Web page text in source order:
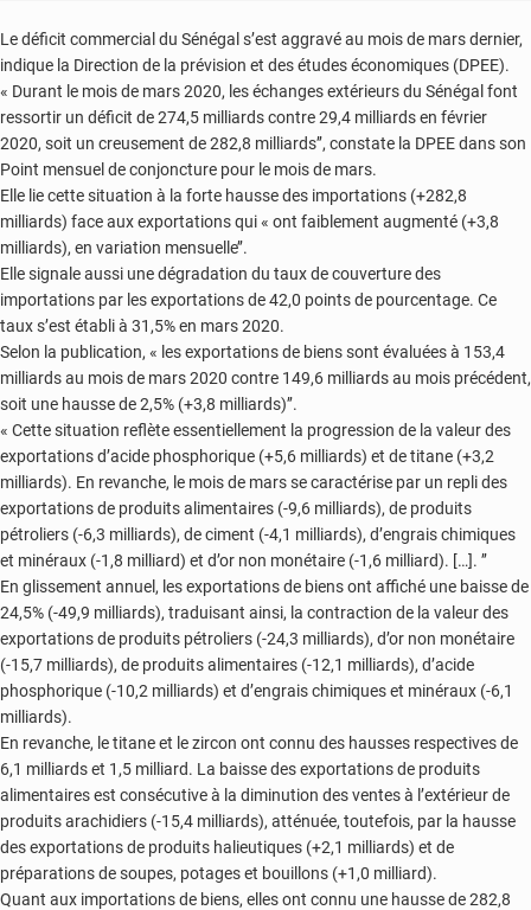
Le déficit commercial du Sénégal s’est aggravé au mois de mars dernier,
indique la Direction de la prévision et des études économiques (DPEE).
« Durant le mois de mars 2020, les échanges extérieurs du Sénégal font
ressortir un déficit de 274,5 milliards contre 29,4 milliards en février
2020, soit un creusement de 282,8 milliards’’, constate la DPEE dans son
Point mensuel de conjoncture pour le mois de mars.
Elle lie cette situation à la forte hausse des importations (+282,8
milliards) face aux exportations qui « ont faiblement augmenté (+3,8
milliards), en variation mensuelle’’.
Elle signale aussi une dégradation du taux de couverture des
importations par les exportations de 42,0 points de pourcentage. Ce
taux s’est établi à 31,5% en mars 2020.
Selon la publication, « les exportations de biens sont évaluées à 153,4
milliards au mois de mars 2020 contre 149,6 milliards au mois précédent,
soit une hausse de 2,5% (+3,8 milliards)’’.
« Cette situation reflète essentiellement la progression de la valeur des
exportations d’acide phosphorique (+5,6 milliards) et de titane (+3,2
milliards). En revanche, le mois de mars se caractérise par un repli des
exportations de produits alimentaires (-9,6 milliards), de produits
pétroliers (-6,3 milliards), de ciment (-4,1 milliards), d’engrais chimiques
et minéraux (-1,8 milliard) et d’or non monétaire (-1,6 milliard). […]. ’’
En glissement annuel, les exportations de biens ont affiché une baisse de
24,5% (-49,9 milliards), traduisant ainsi, la contraction de la valeur des
exportations de produits pétroliers (-24,3 milliards), d’or non monétaire
(-15,7 milliards), de produits alimentaires (-12,1 milliards), d’acide
phosphorique (-10,2 milliards) et d’engrais chimiques et minéraux (-6,1
milliards).
En revanche, le titane et le zircon ont connu des hausses respectives de
6,1 milliards et 1,5 milliard. La baisse des exportations de produits
alimentaires est consécutive à la diminution des ventes à l’extérieur de
produits arachidiers (-15,4 milliards), atténuée, toutefois, par la hausse
des exportations de produits halieutiques (+2,1 milliards) et de
préparations de soupes, potages et bouillons (+1,0 milliard).
Quant aux importations de biens, elles ont connu une hausse de 282,8